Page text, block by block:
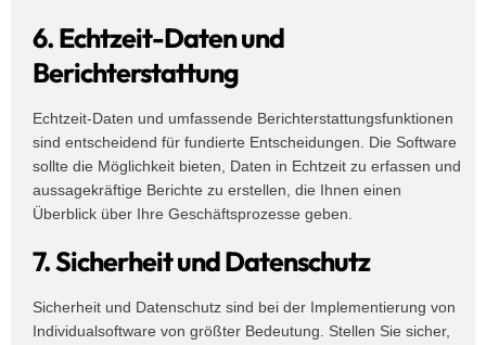
6. Echtzeit-Daten und
Berichterstattung
Echtzeit-Daten und umfassende Berichterstattungsfunktionen
sind entscheidend für fundierte Entscheidungen. Die Software
sollte die Möglichkeit bieten, Daten in Echtzeit zu erfassen und
aussagekräftige Berichte zu erstellen, die Ihnen einen
Überblick über Ihre Geschäftsprozesse geben.
7. Sicherheit und Datenschutz
Sicherheit und Datenschutz sind bei der Implementierung von
Individualsoftware von größter Bedeutung. Stellen Sie sicher,